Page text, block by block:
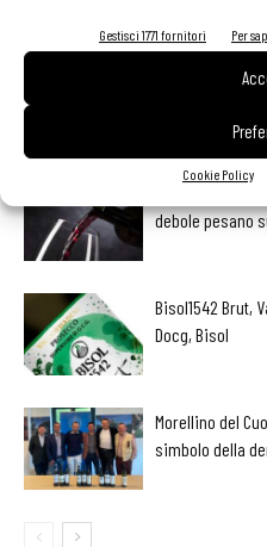
Gestisci 1771 fornitori Per
Cookie Policy
debole pesano
Bisol1542 Brut,
Docg, Bisol
Morellino del
simbolo della